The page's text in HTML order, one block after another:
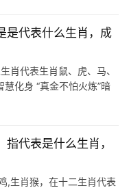
，能于浮华间捕捉机
是代表什么生肖，成
肖代表生肖鼠、虎、马、
化身 “真金不怕火炼”暗
甲辰龙年，生肖鼠与太
代表是什么生肖，
,生肖猴，在十二生肖代表